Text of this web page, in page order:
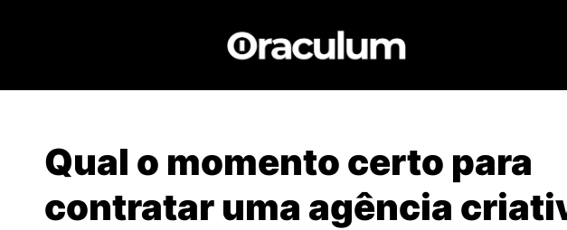
Qual o momento certo para
contratar uma agência